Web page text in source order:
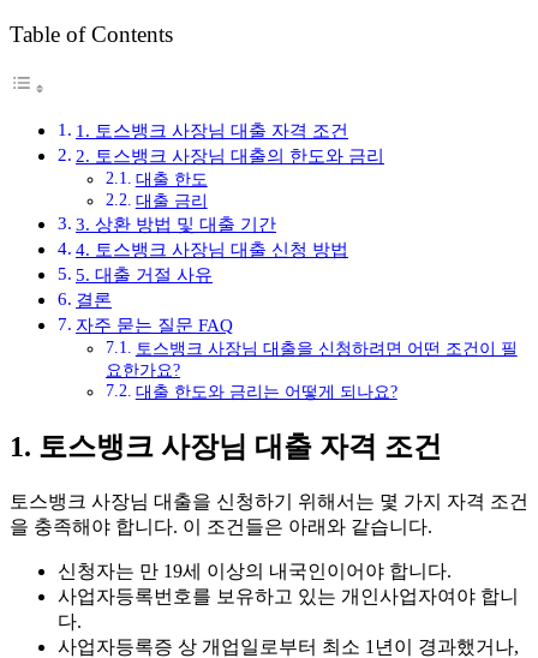
Table of Contents
1. 토스뱅크 사장님 대출 자격 조건
2. 토스뱅크 사장님 대출의 한도와 금리
대출 한도
대출 금리
3. 상환 방법 및 대출 기간
4. 토스뱅크 사장님 대출 신청 방법
5. 대출 거절 사유
결론
자주 묻는 질문 FAQ
토스뱅크 사장님 대출을 신청하려면 어떤 조건이 필
요한가요?
대출 한도와 금리는 어떻게 되나요?
1. 토스뱅크 사장님 대출 자격 조건
토스뱅크 사장님 대출을 신청하기 위해서는 몇 가지 자격 조건
을 충족해야 합니다. 이 조건들은 아래와 같습니다.
신청자는 만 19세 이상의 내국인이어야 합니다.
사업자등록번호를 보유하고 있는 개인사업자여야 합니
다.
사업자등록증 상 개업일로부터 최소 1년이 경과했거나,